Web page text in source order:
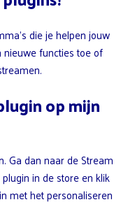
die je helpen jouw
functies toe of
op mijn
Ga dan naar de Stream
in de store en klik
met het personaliseren